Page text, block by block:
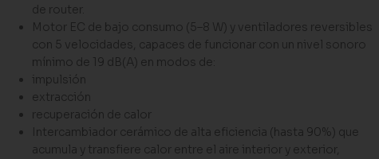
de router.
Motor EC de bajo consumo (5–8 W) y ventiladores reversibles
con 5 velocidades, capaces de funcionar con un nivel sonoro
mínimo de 19 dB(A) en modos de:
impulsión
extracción
recuperación de calor
Intercambiador cerámico de alta eficiencia (hasta 90%) que
acumula y transfiere calor entre el aire interior y exterior,